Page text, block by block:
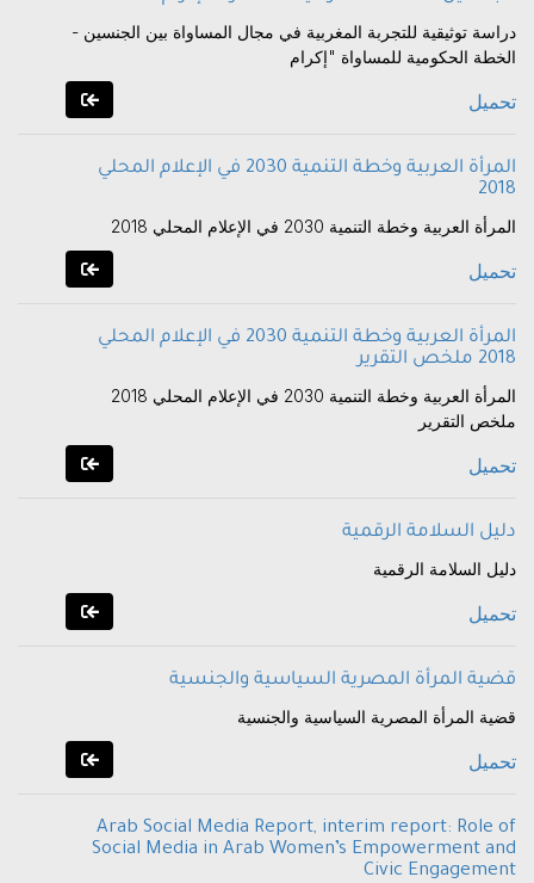
دراسة توثيقية للتجربة المغربية في مجال المساواة بين الجنسين -
الخطة الحكومية للمساواة "إكرام
تحميل
المرأة العربية وخطة التنمية 2030 في الإعلام المحلي
2018
المرأة العربية وخطة التنمية 2030 في الإعلام المحلي 2018
تحميل
المرأة العربية وخطة التنمية 2030 في الإعلام المحلي
2018 ملخص التقرير
المرأة العربية وخطة التنمية 2030 في الإعلام المحلي 2018
ملخص التقرير
تحميل
دليل السلامة الرقمية
دليل السلامة الرقمية
تحميل
قضية المرأة المصرية السياسية والجنسية
قضية المرأة المصرية السياسية والجنسية
تحميل
Arab Social Media Report, interim report: Role of
Social Media in Arab Women’s Empowerment and
Civic Engagement